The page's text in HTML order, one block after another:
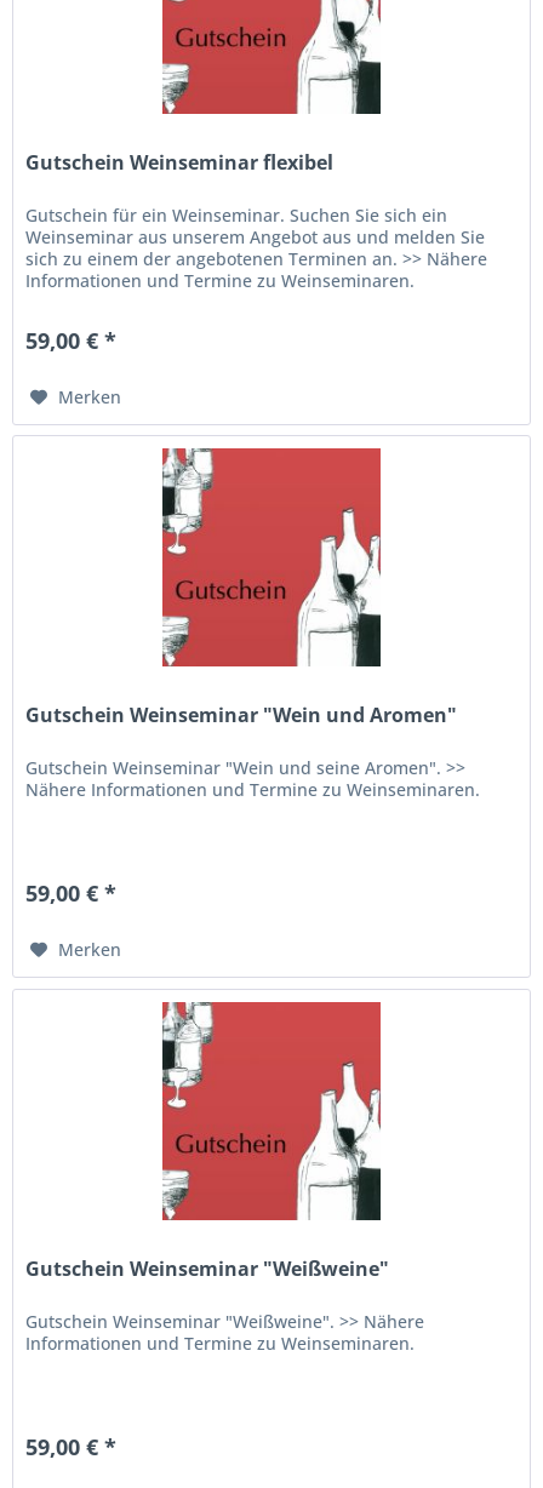
Gutschein Weinseminar flexibel
Gutschein für ein Weinseminar. Suchen Sie sich ein
Weinseminar aus unserem Angebot aus und melden Sie
sich zu einem der angebotenen Terminen an. >> Nähere
Informationen und Termine zu Weinseminaren.
59,00 € *
Merken
Gutschein Weinseminar "Wein und Aromen"
Gutschein Weinseminar "Wein und seine Aromen". >>
Nähere Informationen und Termine zu Weinseminaren.
59,00 € *
Merken
Gutschein Weinseminar "Weißweine"
Gutschein Weinseminar "Weißweine". >> Nähere
Informationen und Termine zu Weinseminaren.
59,00 € *